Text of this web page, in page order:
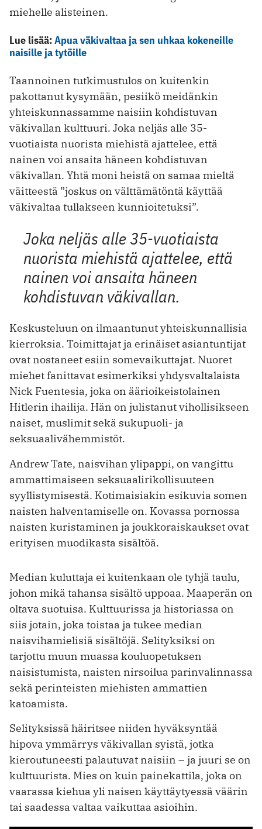
miehelle alisteinen.
Lue lisää:Apua väkivaltaa ja sen uhkaa kokeneille
naisille ja tytöille
Taannoinen tutkimustulos on kuitenkin
pakottanut kysymään, pesiikö meidänkin
yhteiskunnassamme naisiin kohdistuvan
väkivallan kulttuuri. Joka neljäs alle 35-
vuotiaista nuorista miehistä ajattelee, että
nainen voi ansaita häneen kohdistuvan
väkivallan. Yhtä moni heistä on samaa mieltä
väitteestä ”joskus on välttämätöntä käyttää
väkivaltaa tullakseen kunnioitetuksi”.
Joka neljäs alle 35-vuotiaista
nuorista miehistä ajattelee, että
nainen voi ansaita häneen
kohdistuvan väkivallan.
Keskusteluun on ilmaantunut yhteiskunnallisia
kierroksia. Toimittajat ja erinäiset asiantuntijat
ovat nostaneet esiin somevaikuttajat. Nuoret
miehet fanittavat esimerkiksi yhdysvaltalaista
Nick Fuentesia, joka on äärioikeistolainen
Hitlerin ihailija. Hän on julistanut vihollisikseen
naiset, muslimit sekä sukupuoli- ja
seksuaalivähemmistöt.
Andrew Tate, naisvihan ylipappi, on vangittu
ammattimaiseen seksuaalirikollisuuteen
syyllistymisestä. Kotimaisiakin esikuvia somen
naisten halventamiselle on. Kovassa pornossa
naisten kuristaminen ja joukkoraiskaukset ovat
erityisen muodikasta sisältöä.
Median kuluttaja ei kuitenkaan ole tyhjä taulu,
johon mikä tahansa sisältö uppoaa. Maaperän on
oltava suotuisa. Kulttuurissa ja historiassa on
siis jotain, joka toistaa ja tukee median
naisvihamielisiä sisältöjä. Selityksiksi on
tarjottu muun muassa kouluopetuksen
naisistumista, naisten nirsoilua parinvalinnassa
sekä perinteisten miehisten ammattien
katoamista.
Selityksissä häiritsee niiden hyväksyntää
hipova ymmärrys väkivallan syistä, jotka
kieroutuneesti palautuvat naisiin – ja juuri se on
kulttuurista. Mies on kuin painekattila, joka on
vaarassa kiehua yli naisen käyttäytyessä väärin
tai saadessa valtaa vaikuttaa asioihin.